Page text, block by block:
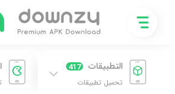
التطبيقات 417
تحميل تطبيقات